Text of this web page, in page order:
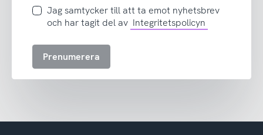
Jag
samtycker
att
Jag samtycker till att ta emot nyhetsbrev
och har tagit del av Integritetspolicyn
Prenumerera